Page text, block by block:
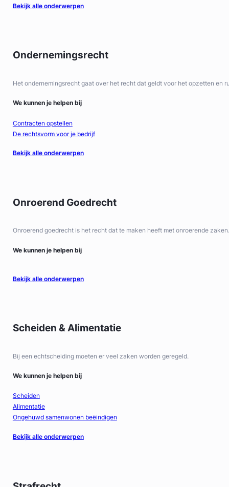
Bekijk alle onderwerpen
Ondernemingsrecht
Het ondernemingsrecht gaat over het recht dat geldt voor het opzetten en
We kunnen je helpen bij
Contracten opstellen
De rechtsvorm voor je bedrijf
Bekijk alle onderwerpen
Onroerend Goedrecht
Onroerend goedrecht is het recht dat te maken heeft met onroerende
We kunnen je helpen bij
Bekijk alle onderwerpen
Scheiden & Alimentatie
Bij een echtscheiding moeten er veel zaken worden geregeld.
We kunnen je helpen bij
Scheiden
Alimentatie
Ongehuwd samenwonen beëindigen
Bekijk alle onderwerpen